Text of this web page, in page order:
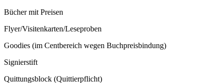
Bücher mit Preisen
Flyer/Visitenkarten/Leseproben
Goodies (im Centbereich wegen Buchpreisbindung)
Signierstift
Quittungsblock (Quittierpflicht)